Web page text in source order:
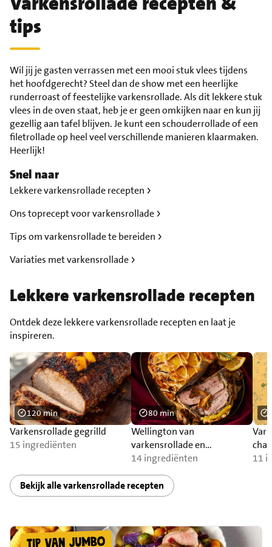
tips
Wil jij je gasten verrassen met een mooi stuk vlees tijdens
het hoofdgerecht? Steel dan de show met een heerlijke
runderroast of feestelijke varkensrollade. Als dit lekkere stuk
vlees in de oven staat, heb je er geen omkijken naar en kun jij
gezellig aan tafel blijven. Je kunt een schouderrollade of een
filetrollade op heel veel verschillende manieren klaarmaken.
Heerlijk!
Snel naar
Lekkere varkensrollade recepten
Ons toprecept voor varkensrollade
Tips om varkensrollade te bereiden
Variaties met varkensrollade
Lekkere varkensrollade recepten
Ontdek deze lekkere varkensrollade recepten en laat je
inspireren.
Varkensrollade gegrilld
15 ingrediënten
120 min
Wellington van
varkensrollade en
paddenstoelen
14 ingrediënten
80 min
11
Bekijk alle varkensrollade recepten